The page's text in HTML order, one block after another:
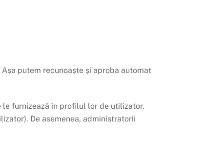
putem recunoaște și aproba automat
furnizează în profilul lor de utilizator.
De asemenea, administratorii